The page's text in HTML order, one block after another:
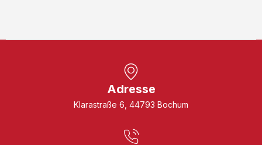
Adresse
Klarastraße 6, 44793 Bochum